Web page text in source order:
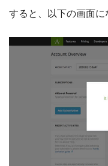
すると、以下の画面に